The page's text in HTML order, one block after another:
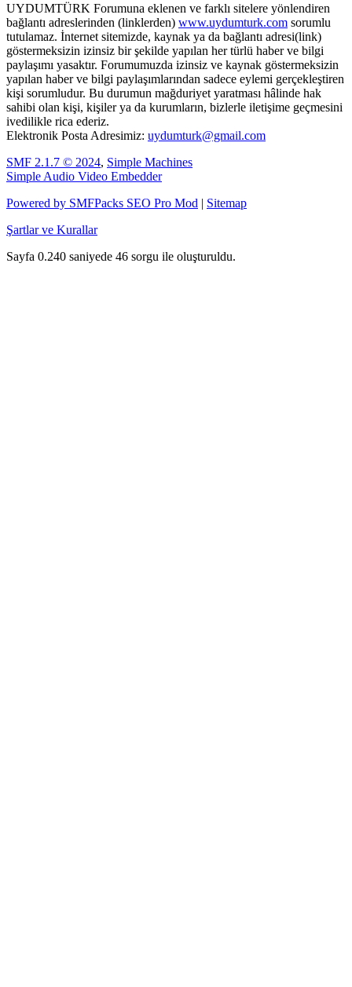
UYDUMTÜRK Forumuna eklenen ve farklı sitelere yönlendiren
bağlantı adreslerinden (linklerden) www.uydumturk.com sorumlu
tutulamaz. İnternet sitemizde, kaynak ya da bağlantı adresi(link)
göstermeksizin izinsiz bir şekilde yapılan her türlü haber ve bilgi
paylaşımı yasaktır. Forumumuzda izinsiz ve kaynak göstermeksizin
yapılan haber ve bilgi paylaşımlarından sadece eylemi gerçekleştiren
kişi sorumludur. Bu durumun mağduriyet yaratması hâlinde hak
sahibi olan kişi, kişiler ya da kurumların, bizlerle iletişime geçmesini
ivedilikle rica ederiz.
Elektronik Posta Adresimiz: uydumturk@gmail.com
SMF 2.1.7 © 2024, Simple Machines
Simple Audio Video Embedder
Powered by SMFPacks SEO Pro Mod | Sitemap
Şartlar ve Kurallar
Sayfa 0.240 saniyede 46 sorgu ile oluşturuldu.